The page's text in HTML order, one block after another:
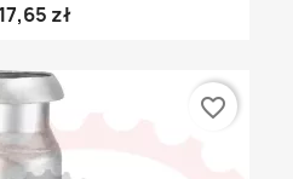
zł
favorite_border